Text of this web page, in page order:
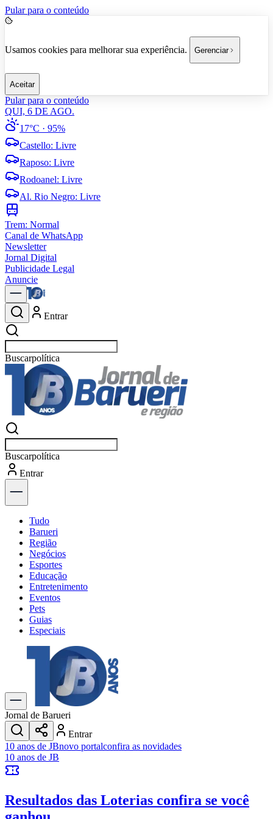
Pular para o conteúdo
Usamos cookies para melhorar sua experiência. Gerenciar
Aceitar
Pular para o conteúdo
QUI, 6 DE AGO.
17°C · 95%
Castello: Livre
Raposo: Livre
Rodoanel: Livre
Al. Rio Negro: Livre
Trem: Normal
Canal de WhatsApp
Newsletter
Jornal Digital
Publicidade Legal
Anuncie
Entrar
Buscarnotícias em Baru
Buscarnotícias em Baru
Entrar
Tudo
Barueri
Região
Negócios
Esportes
Educação
Entretenimento
Eventos
Pets
Guias
Especiais
Explore Tudo
Últimas Notícias
Previsão do Tempo
Trânsito e Rotas
Dia a Dia & Lazer
Transportes
Gastronomia
Cinema & Shows
JogosNovo
Anuncie no Portal
Cadastrar Empresa
Jornal de Barueri
Entrar